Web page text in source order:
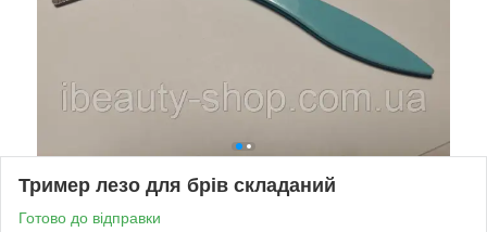
Тример лезо для брів складаний
Готово до відправки